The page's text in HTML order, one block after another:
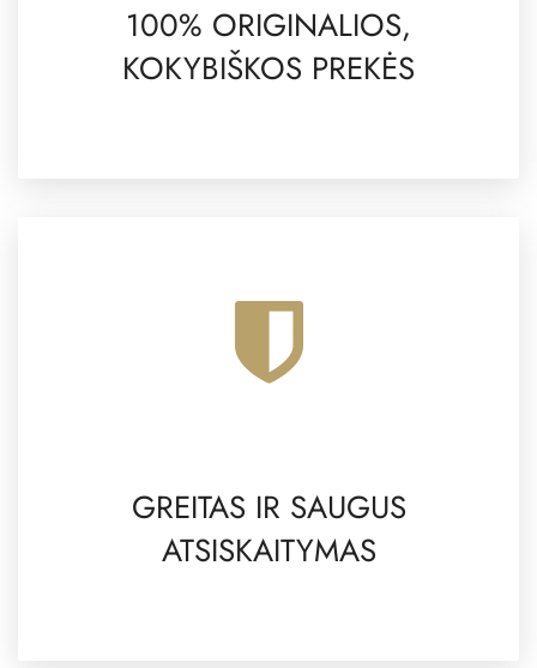
100% ORIGINALIOS,
KOKYBIŠKOS PREKĖS
GREITAS IR SAUGUS
ATSISKAITYMAS